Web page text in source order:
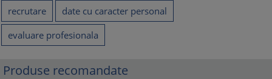
recrutare
date cu caracter personal
evaluare profesionala
Produse recomandate